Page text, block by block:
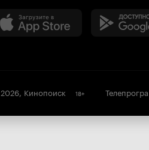
2026, Кинопоиск 18+